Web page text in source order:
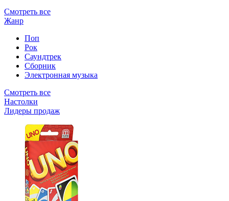
Смотреть все
Жанр
Поп
Рок
Саундтрек
Сборник
Электронная музыка
Смотреть все
Настолки
Лидеры продаж